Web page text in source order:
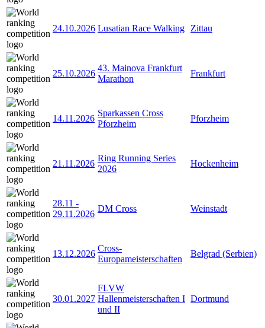
24.10.2026 Lusatian Race Walking Zittau
25.10.2026
43. Mainova Frankfurt
Marathon
Frankfurt
14.11.2026
Sparkassen Cross
Pforzheim
Pforzheim
21.11.2026
Ring Running Series
2026
Hockenheim
28.11 -
29.11.2026
DM Cross Weinstadt
13.12.2026
Cross-
Europameisterschaften
Belgrad (Serbien)
30.01.2027
FLVW
Hallenmeisterschaften I
und II
Dortmund